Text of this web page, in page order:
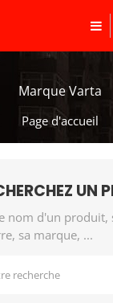
Marque Varta
Page d'accueil
UN
nom d'un produit,
sa marque, ...